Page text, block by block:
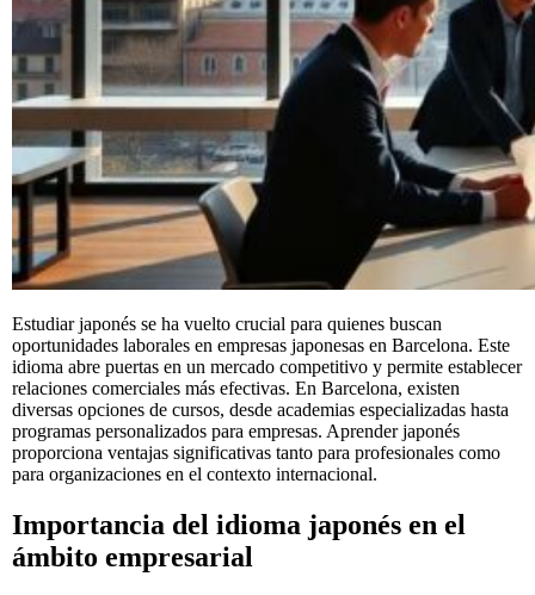
Estudiar japonés se ha vuelto crucial para quienes buscan
oportunidades laborales en empresas japonesas en Barcelona. Este
idioma abre puertas en un mercado competitivo y permite establecer
relaciones comerciales más efectivas. En Barcelona, existen
diversas opciones de cursos, desde academias especializadas hasta
programas personalizados para empresas. Aprender japonés
proporciona ventajas significativas tanto para profesionales como
para organizaciones en el contexto internacional.
Importancia del idioma japonés en el
ámbito empresarial